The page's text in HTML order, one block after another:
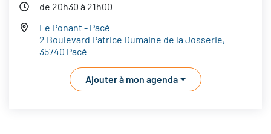
de 20h30 à 21h00
Le Ponant - Pacé
2 Boulevard Patrice Dumaine de la Josserie,
35740 Pacé
Ajouter à mon agenda